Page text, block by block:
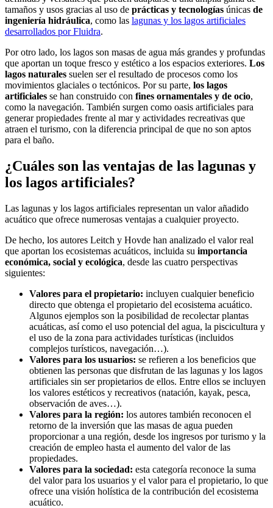
tamaños y usos gracias al uso de prácticas y tecnologías únicas de
ingeniería hidráulica, como las lagunas y los lagos artificiales
desarrollados por Fluidra.
Por otro lado, los lagos son masas de agua más grandes y profundas
que aportan un toque fresco y estético a los espacios exteriores. Los
lagos naturales suelen ser el resultado de procesos como los
movimientos glaciales o tectónicos. Por su parte, los lagos
artificiales se han construido con fines ornamentales y de ocio,
como la navegación. También surgen como oasis artificiales para
generar propiedades frente al mar y actividades recreativas que
atraen el turismo, con la diferencia principal de que no son aptos
para el baño.
¿Cuáles son las ventajas de las lagunas y
los lagos artificiales?
Las lagunas y los lagos artificiales representan un valor añadido
acuático que ofrece numerosas ventajas a cualquier proyecto.
De hecho, los autores Leitch y Hovde han analizado el valor real
que aportan los ecosistemas acuáticos, incluida su importancia
económica, social y ecológica, desde las cuatro perspectivas
siguientes:
Valores para el propietario: incluyen cualquier beneficio
directo que obtenga el propietario del ecosistema acuático.
Algunos ejemplos son la posibilidad de recolectar plantas
acuáticas, así como el uso potencial del agua, la piscicultura y
el uso de la zona para actividades turísticas (incluidos
complejos turísticos, navegación…).
Valores para los usuarios: se refieren a los beneficios que
obtienen las personas que disfrutan de las lagunas y los lagos
artificiales sin ser propietarios de ellos. Entre ellos se incluyen
los valores estéticos y recreativos (natación, kayak, pesca,
observación de aves…).
Valores para la región: los autores también reconocen el
retorno de la inversión que las masas de agua pueden
proporcionar a una región, desde los ingresos por turismo y la
creación de empleo hasta el aumento del valor de las
propiedades.
Valores para la sociedad: esta categoría reconoce la suma
del valor para los usuarios y el valor para el propietario, lo que
ofrece una visión holística de la contribución del ecosistema
acuático.